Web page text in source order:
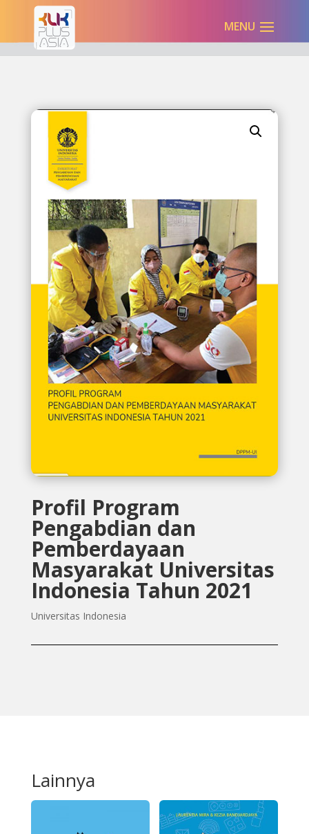
Profil Program
Pengabdian dan
Pemberdayaan
Masyarakat Universitas
Indonesia Tahun 2021
Universitas Indonesia
Lainnya